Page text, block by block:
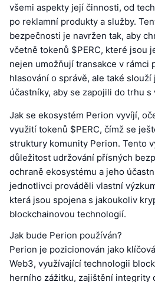
všemi aspekty její činnosti, od
po reklamní produkty a služby.
bezpečnosti je navržen tak, aby
včetně tokenů $PERC, které jsou
nejen umožňují transakce v rámci
hlasování o správě, ale také
účastníky, aby se zapojili do trhu s
Jak se ekosystém Perion vyvíjí,
využití tokenů $PERC, čímž se
struktury komunity Perion. Tento
důležitost udržování přísných
ochraně ekosystému a jeho
jednotlivci prováděli vlastní
která jsou spojena s jakoukoliv
blockchainovou technologií.
Jak bude Perion používán?
Perion je pozicionován jako
Web3, využívající technologii
herního zážitku, zajištění integrity